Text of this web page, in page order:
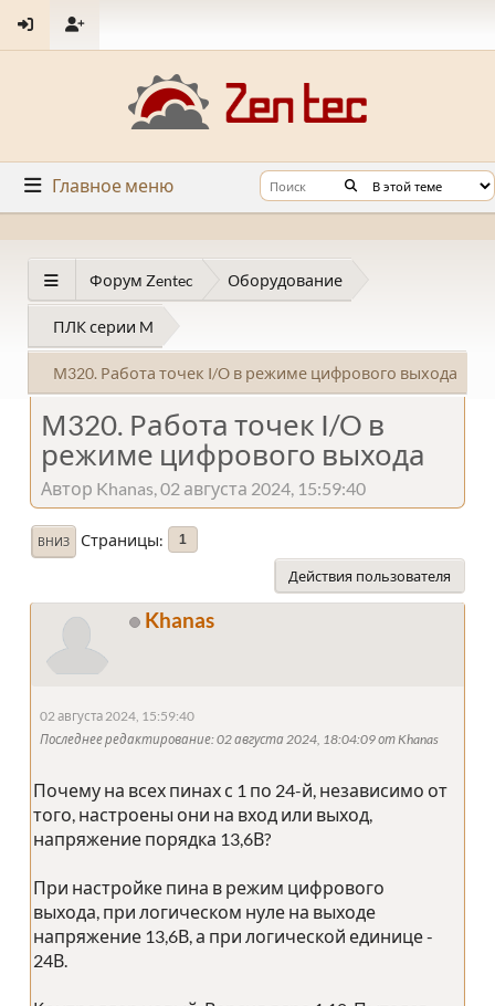
Главное меню
Форум Zentec Оборудование
ПЛК серии M
М320. Работа точек I/O в режиме цифрового выхода
М320. Работа точек I/O в
режиме цифрового выхода
Автор Khanas, 02 августа 2024, 15:59:40
ВНИЗ Страницы 1
Действия пользователя
Khanas
02 августа 2024, 15:59:40
Последнее редактирование: 02 августа 2024, 18:04:09 от Khanas
Почему на всех пинах с 1 по 24-й, независимо от
того, настроены они на вход или выход,
напряжение порядка 13,6В?
При настройке пина в режим цифрового
выхода, при логическом нуле на выходе
напряжение 13,6В, а при логической единице -
24В.